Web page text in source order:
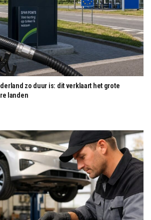
zo duur is: dit verklaart het grote
landen